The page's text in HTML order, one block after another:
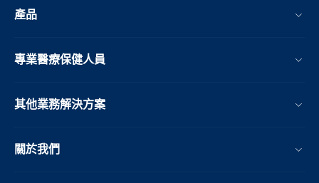
產品
專業醫療保健人員
其他業務解決方案​
關於我們